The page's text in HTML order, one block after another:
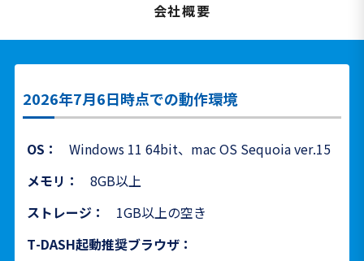
会社概要
2026年7月6日時点での動作環境
OS：
Windows 11 64bit、mac OS Sequoia ver.15
メモリ：
8GB以上
ストレージ：
1GB以上の空き
T-DASH起動推奨ブラウザ：